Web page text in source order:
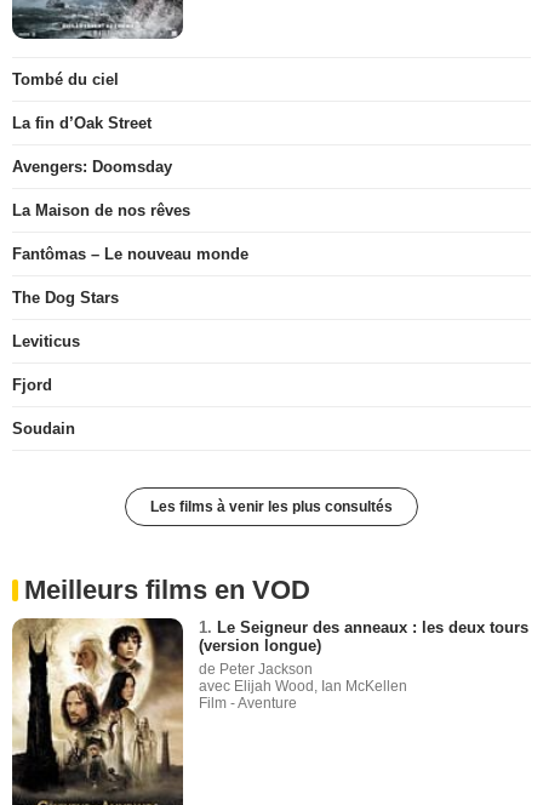
Tombé du ciel
La fin d’Oak Street
Avengers: Doomsday
La Maison de nos rêves
Fantômas – Le nouveau monde
The Dog Stars
Leviticus
Fjord
Soudain
Les films à venir les plus consultés
Meilleurs films en VOD
1. Le Seigneur des anneaux : les deux tours
(version longue)
de Peter Jackson
avec Elijah Wood, Ian McKellen
Film - Aventure